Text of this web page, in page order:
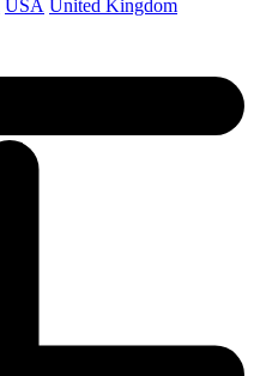
USA United Kingdom